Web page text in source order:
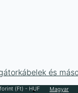
és
(Ft) - HUF Magyar